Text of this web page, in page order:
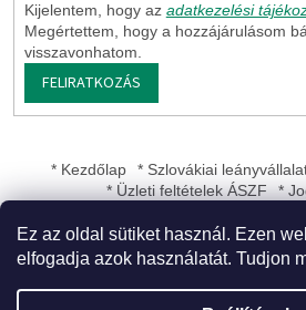
Ez az oldal sütiket használ. Ezen
elfogadja azok használatát. Tudjon
Kijelentem, hogy az adatkezelési
Megértettem, hogy a hozzájárulásom
visszavonhatom.
FELIRATKOZÁS
* Kezdőlap * Szlovákiai
* Üzleti feltételek ÁSZF
*